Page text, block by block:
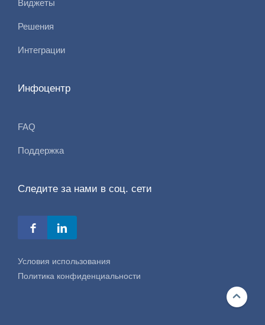
Виджеты
Решения
Интеграции
Инфоцентр
FAQ
Поддержка
Следите за нами в соц. сети
Условия использования
Политика конфиденциальности